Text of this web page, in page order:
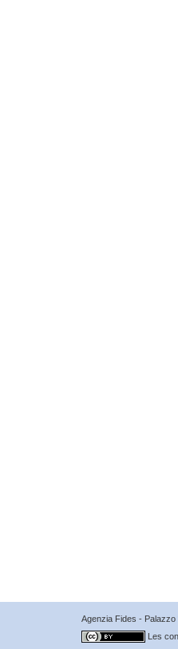
Agenzia Fides - Palazzo
Les